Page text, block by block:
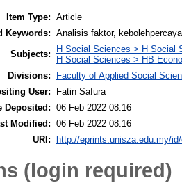
Item Type: Article
Keywords: Analisis faktor,
Subjects:
H Social Sciences > H Social
H Social Sciences > HB
Divisions:
Faculty of Applied Social
User:
Fatin Safura
Deposited: 06 Feb 2022 08:16
Modified: 06 Feb 2022 08:16
URI:
http://eprints.unisza.edu.my/
(login required)